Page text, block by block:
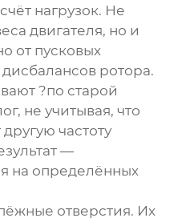
нагрузок. Не
двигателя, но и
от пусковых
ротора.
?по старой
не учитывая, что
частоту
—
на определённых
отверстия. Их